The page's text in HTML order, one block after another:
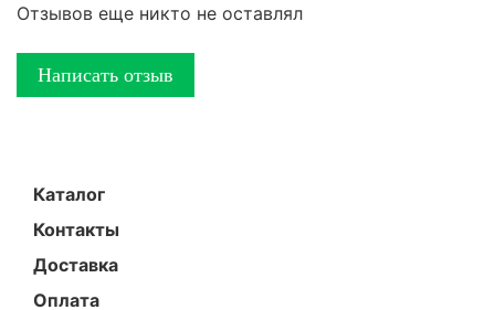
Отзывов еще никто не оставлял
Написать отзыв
Каталог
Контакты
Доставка
Оплата